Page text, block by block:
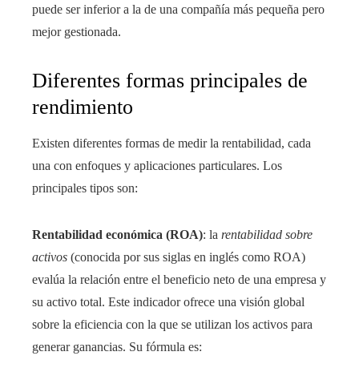
puede ser inferior a la de una compañía más pequeña pero
mejor gestionada.
Diferentes formas principales de
rendimiento
Existen diferentes formas de medir la rentabilidad, cada
una con enfoques y aplicaciones particulares. Los
principales tipos son:
Rentabilidad económica (ROA): la rentabilidad sobre
activos (conocida por sus siglas en inglés como ROA)
evalúa la relación entre el beneficio neto de una empresa y
su activo total. Este indicador ofrece una visión global
sobre la eficiencia con la que se utilizan los activos para
generar ganancias. Su fórmula es: